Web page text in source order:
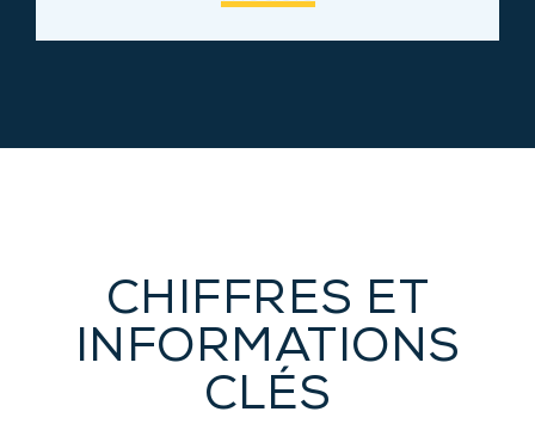
CHIFFRES ET
INFORMATIONS
CLÉS​